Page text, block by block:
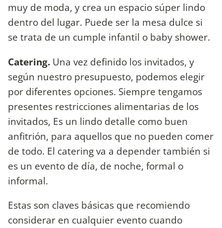
muy de moda, y crea un espacio súper lindo
dentro del lugar. Puede ser la mesa dulce si
se trata de un cumple infantil o baby shower.
Catering. Una vez definido los invitados, y
según nuestro presupuesto, podemos elegir
por diferentes opciones. Siempre tengamos
presentes restricciones alimentarias de los
invitados, Es un lindo detalle como buen
anfitrión, para aquellos que no pueden comer
de todo. El catering va a depender también si
es un evento de día, de noche, formal o
informal.
Estas son claves básicas que recomiendo
considerar en cualquier evento cuando